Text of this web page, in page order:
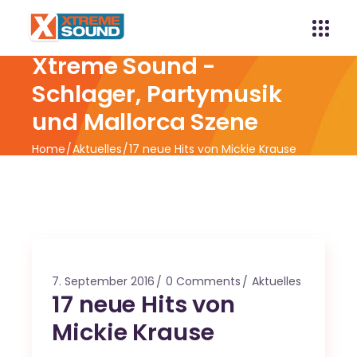
Xtreme Sound -
Schlager, Partymusik
und Mallorca Szene
Home Aktuelles 17 neue Hits von Mickie Krause
7. September 2016 0 Comments Aktuelles
17 neue Hits von
Mickie Krause